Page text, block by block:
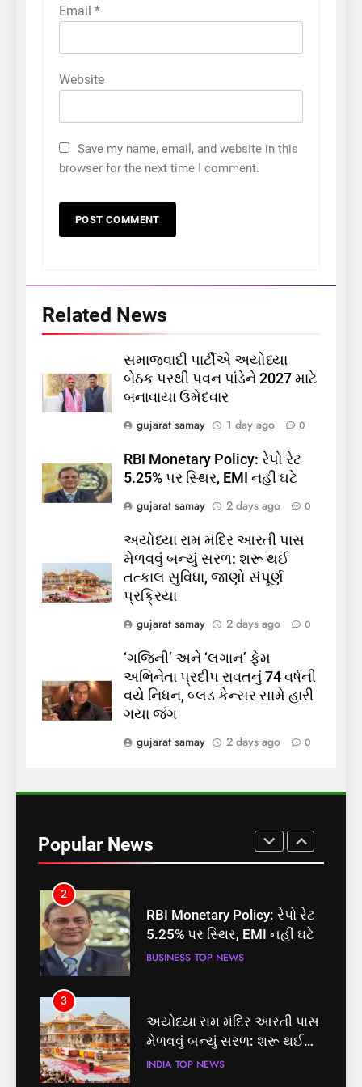
Email *
Website
Save my name, email, and website in this
browser for the next time I comment.
Related News
સમાજવાદી પાર્ટીએ અયોધ્યા
બેઠક પરથી પવન પાંડેને 2027 માટે
બનાવાયા ઉમેદવાર
gujarat samay
1 day ago 0
RBI Monetary Policy: રેપો રેટ
5.25% પર સ્થિર, EMI નહીં ઘટે
gujarat samay
2 days ago 0
અયોધ્યા રામ મંદિર આરતી પાસ
મેળવવું બન્યું સરળ: શરૂ થઈ
તત્કાલ સુવિધા, જાણો સંપૂર્ણ
પ્રક્રિયા
gujarat samay
2 days ago 0
‘ગજિની’ અને ‘લગાન’ ફેમ
અભિનેતા પ્રદીપ રાવતનું 74 વર્ષની
વયે નિધન, બ્લડ કેન્સર સામે હારી
ગયા જંગ
gujarat samay
2 days ago 0
Popular News
કોડીનારના છારા દરિયાકાંઠે પાંચ
કિશોરો ડૂબ્યા, 3નો બચાવ, 2
લાપતા
GUJARAT TOP NEWS
6
પાસપોર્ટ વેરિફિકેશન માટે હવે
પોલીસ સ્ટેશનના ધક્કામાંથી
પ્રક્રિયા બની સરળ
GUJARAT TOP NEWS
7
રાજ્યસભામાં ‘જન્મ અને મૃત્યુ
પાસ, વિપક્ષનો ઉગ્ર હોબાળો
8
શું તમારું મધ કે ઘી ખરેખર શુદ્ધ
છે? FSSAIએ ડાબરના દાવાઓની
પોલ ખોલી, મૂક્યો પ્રતિબંધ
INDIA TOP NEWS
બેઠક પરથી પવન પાંડેને 2027
માટે બનાવાયા ઉમેદવાર
INDIA
2
RBI Monetary Policy: રેપો રેટ
5.25% પર સ્થિર, EMI નહીં ઘટે
BUSINESS TOP NEWS
3
અયોધ્યા રામ મંદિર આરતી પાસ
મેળવવું બન્યું સરળ: શરૂ થઈ
તત્કાલ સુવિધા, જાણો સંપૂર્ણ
INDIA TOP NEWS